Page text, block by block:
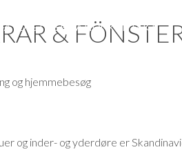
FÆRDIGTINSPIRATION KONTAKT
&
og hjemmebesøg
og inder- og yderdøre er